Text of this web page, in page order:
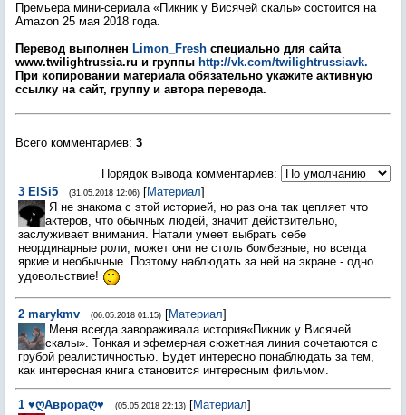
Премьера мини-сериала «Пикник у Висячей скалы» состоится на
Amazon 25 мая 2018 года.
Перевод выполнен Limon_Fresh специально для сайта
www.twilightrussia.ru и группы http://vk.com/twilightrussiavk.
При копировании материала обязательно укажите активную
ссылку на сайт, группу и автора перевода.
Всего комментариев: 3
Порядок вывода комментариев:
3 ElSi5 (31.05.2018 12:06) [Материал]
Я не знакома с этой историей, но раз она так цепляет что
актеров, что обычных людей, значит действительно,
заслуживает внимания. Натали умеет выбрать себе
неординарные роли, может они не столь бомбезные, но всегда
яркие и необычные. Поэтому наблюдать за ней на экране - одно
удовольствие!
2 marykmv (06.05.2018 01:15) [Материал]
Меня всегда завораживала история«Пикник у Висячей
скалы». Тонкая и эфемерная сюжетная линия сочетаются с
грубой реалистичностью. Будет интересно понаблюдать за тем,
как интересная книга становится интересным фильмом.
1 ♥ღАврораღ♥ (05.05.2018 22:13) [Материал]